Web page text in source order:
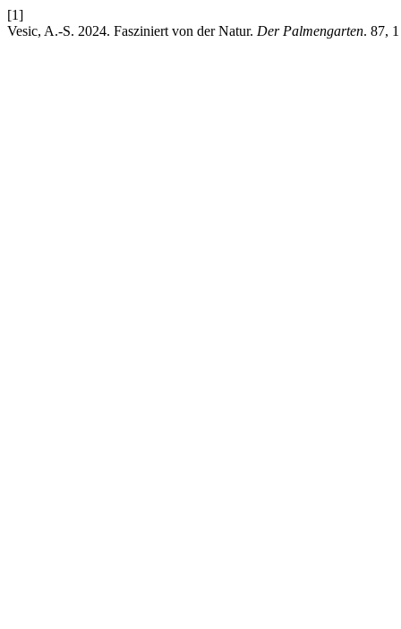
[1]
Vesic, A.-S. 2024. Fasziniert von der Natur. Der Palmengarten. 87,